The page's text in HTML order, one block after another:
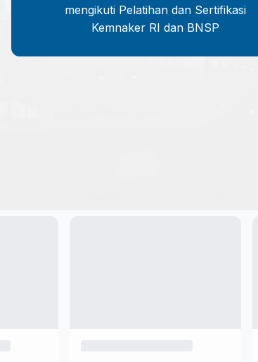
mengikuti Pelatihan dan Sertifikasi
Kemnaker RI dan BNSP